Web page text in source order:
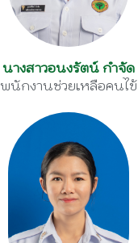
นางสาวอนงรัตน์ กำจัด
พนักงานช่วยเหลือคนไข้